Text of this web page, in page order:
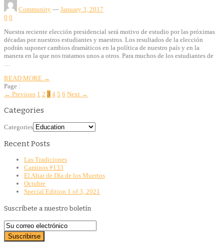
Community — January 3, 2017
0 0
Nuestra reciente elección presidencial será motivo de estudio por las próximas
décadas por nuestros estudiantes y maestros. Los resultados de la elección
podrán suponer cambios dramáticos en la política de nuestro país y en la
manera en la que nos tratamos unos a otros. Para muchos de los estudiantes de
READ MORE →
Page :
← Previous 1 2 3 4 5 6 Next →
Categories
Categories
Recent Posts
Las Tradiciones
Caminos #133
El Altar de Día de los Muertos
Octubre
Special Edition 1 of 3, 2021
Suscríbete a nuestro boletín